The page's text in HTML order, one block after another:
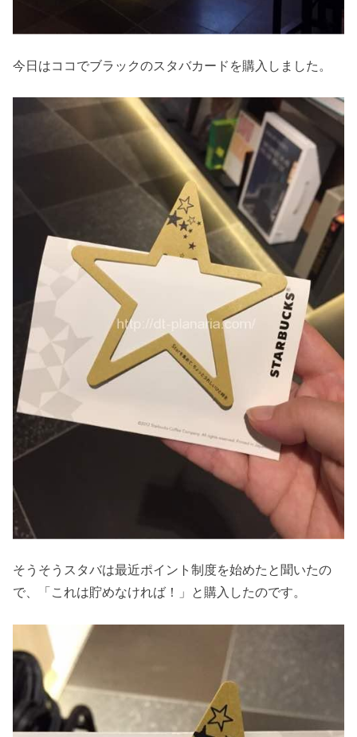
今日はココでブラックのスタバカードを購入しました。
そうそうスタバは最近ポイント制度を始めたと聞いたの
で、「これは貯めなければ！」と購入したのです。